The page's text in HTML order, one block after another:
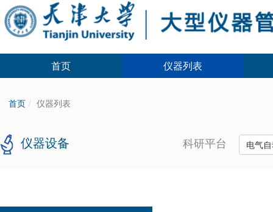
首页 仪器列表
首页 仪器列表
仪器设备 科研平台 电气